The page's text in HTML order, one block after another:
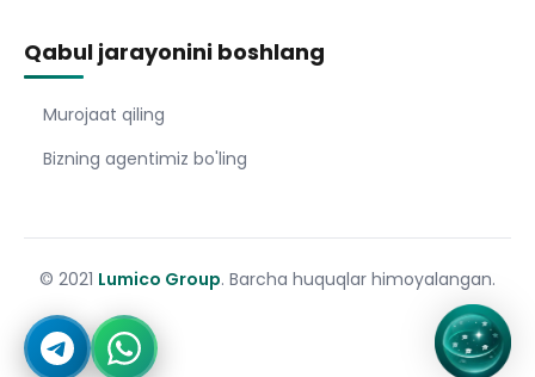
Qabul jarayonini boshlang
Murojaat qiling
Bizning agentimiz bo'ling
© 2021 Lumico Group. Barcha huquqlar himoyalangan.